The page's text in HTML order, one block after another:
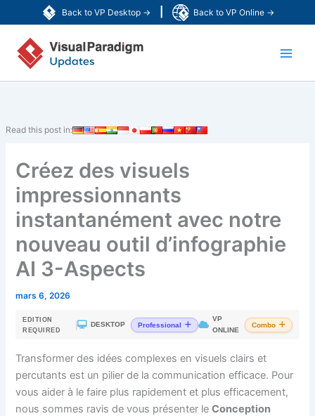
Back to VP Desktop → Back to VP Online →
au
contenu
Read this post in:
Créez des visuels
impressionnants
instantanément avec notre
nouveau outil d’infographie
AI 3-Aspects
mars 6, 2026
EDITION
REQUIRED
DESKTOP Professional
VP
ONLINE
Combo
Transformer des idées complexes en visuels clairs et
percutants est un pilier de la communication efficace. Pour
vous aider à le faire plus rapidement et plus efficacement,
nous sommes ravis de vous présenter leConception